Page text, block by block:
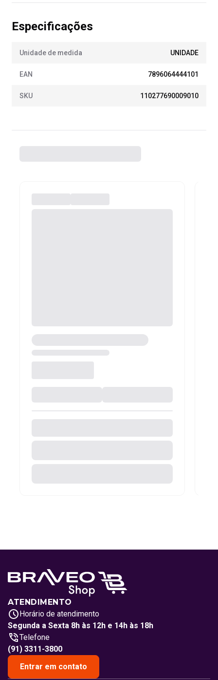
Especificações
Unidade de medida UNIDADE
EAN 7896064444101
SKU 110277690009010
ATENDIMENTO
Horário de atendimento
Segunda a Sexta 8h às 12h e 14h às 18h
Telefone
(91) 3311-3800
Entrar em contato